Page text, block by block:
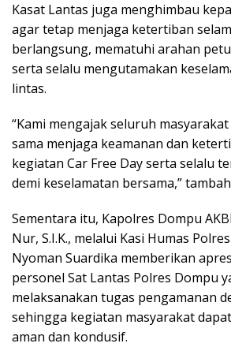
Kasat Lantas juga menghimbau
agar tetap menjaga ketertiban
berlangsung, mematuhi arahan
serta selalu mengutamakan
lintas.
“Kami mengajak seluruh
sama menjaga keamanan dan
kegiatan Car Free Day serta selalu
demi keselamatan bersama,”
Sementara itu, Kapolres Dompu
Nur, S.I.K., melalui Kasi Humas
Nyoman Suardika memberikan
personel Sat Lantas Polres Dompu
melaksanakan tugas pengamanan
sehingga kegiatan masyarakat
aman dan kondusif.